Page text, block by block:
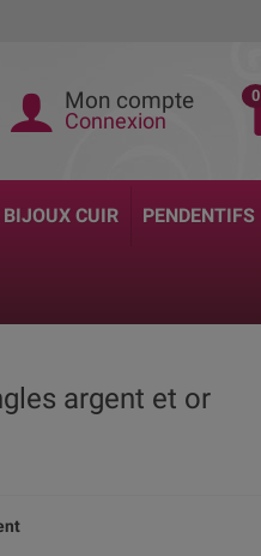
Mon compte
Connexion
0
CUIR PENDENTIFS
argent et or